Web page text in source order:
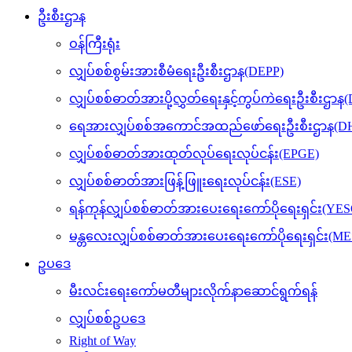
ဦးစီးဌာန
ဝန်ကြီးရုံး
လျှပ်စစ်စွမ်းအားစီမံရေးဦးစီးဌာန(DEPP)
လျှပ်စစ်ဓာတ်အားပို့လွှတ်ရေးနှင့်ကွပ်ကဲရေးဦးစီးဌာန
ရေအားလျှပ်စစ်အကောင်အထည်ဖော်ရေးဦးစီးဌာန
လျှပ်စစ်ဓာတ်အားထုတ်လုပ်ရေးလုပ်ငန်း(EPGE)
လျှပ်စစ်ဓာတ်အားဖြန့်ဖြူးရေးလုပ်ငန်း(ESE)
ရန်ကုန်လျှပ်စစ်ဓာတ်အားပေးရေးကော်ပိုရေးရှင်း
မန္တလေးလျှပ်စစ်ဓာတ်အားပေးရေးကော်ပိုရေးရှင်း
ဥပဒေ
မီးလင်းရေးကော်မတီများလိုက်နာဆောင်ရွက်ရန်
လျှပ်စစ်ဥပဒေ
Right of Way